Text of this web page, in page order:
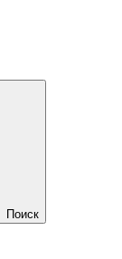
Поиск